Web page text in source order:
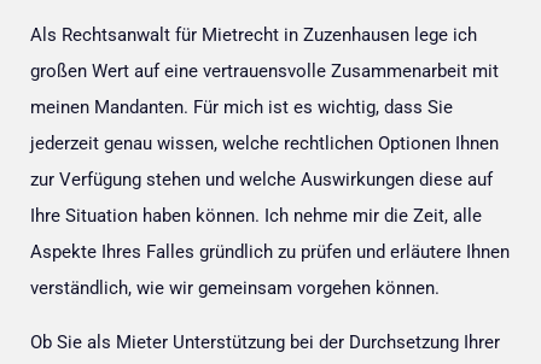
Als Rechtsanwalt für Mietrecht in Zuzenhausen lege ich
großen Wert auf eine vertrauensvolle Zusammenarbeit mit
meinen Mandanten. Für mich ist es wichtig, dass Sie
jederzeit genau wissen, welche rechtlichen Optionen Ihnen
zur Verfügung stehen und welche Auswirkungen diese auf
Ihre Situation haben können. Ich nehme mir die Zeit, alle
Aspekte Ihres Falles gründlich zu prüfen und erläutere Ihnen
verständlich, wie wir gemeinsam vorgehen können.
Ob Sie als Mieter Unterstützung bei der Durchsetzung Ihrer